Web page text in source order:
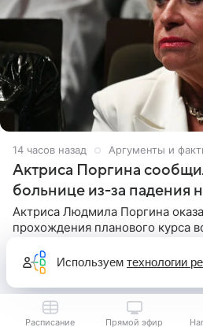
14 часов назад Аргументы и
Актриса Поргина
больнице из-за падения
Актриса Людмила Поргина
прохождения планового курса
рассказала об этом сайту
сильный
Расписание Прямой эфир
Используем технологии